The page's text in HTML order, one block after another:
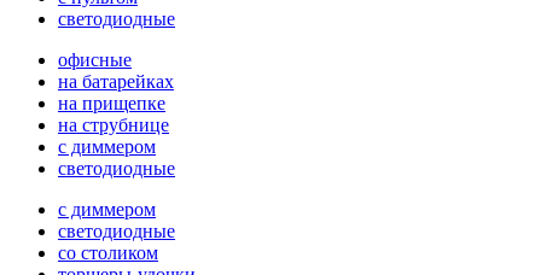
светодиодные
офисные
на батарейках
на прищепке
на струбнице
с диммером
светодиодные
с диммером
светодиодные
со столиком